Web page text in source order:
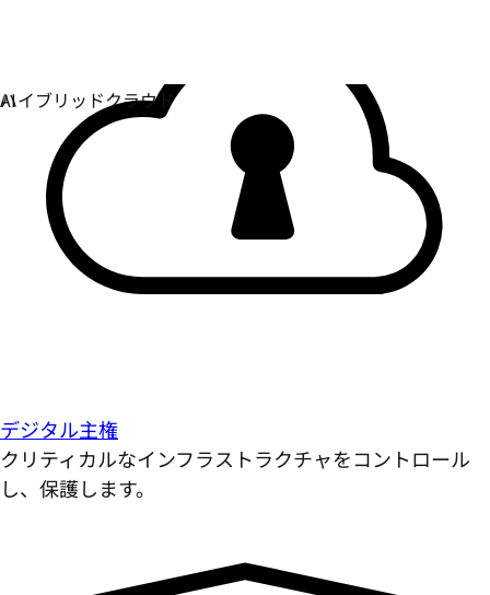
デジタル主権
クリティカルなインフラストラクチャをコントロール
し、保護します。